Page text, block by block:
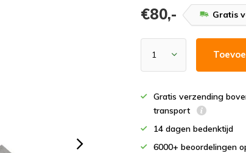
€80,- Gratis
Gratis verzending
transport
14 dagen bedenktijd
6000+ beoordelingen